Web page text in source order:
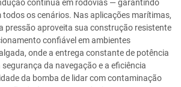
contínua em rodovias — garantindo
todos os cenários. Nas aplicações marítimas,
pressão aproveita sua construção resistente
confiável em ambientes
onde a entrega constante de potência
da navegação e a eficiência
da bomba de lidar com contaminação